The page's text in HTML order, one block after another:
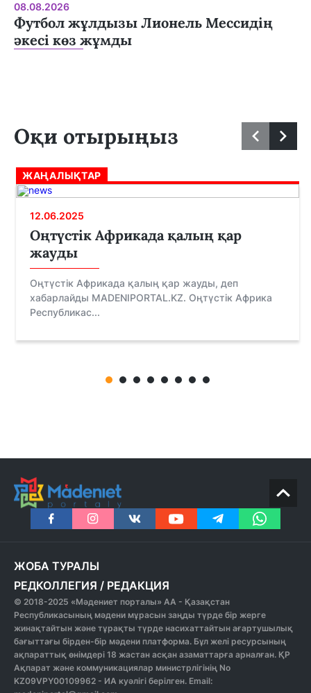
08.08.2026
Футбол жұлдызы Лионель Мессидің
әкесі көз жұмды
Оқи отырыңыз
ЖАҢАЛЫҚТАР
12.06.2025
Оңтүстік Африкада қалың қар
жауды
Оңтүстік Африкада қалың қар жауды, деп
хабарлайды MADENIPORTAL.KZ. Оңтүстік Африка
Республикас...
ЖОБА ТУРАЛЫ
РЕДКОЛЛЕГИЯ / РЕДАКЦИЯ
© 2018-2025 «Мәдениет порталы» АА - Қазақстан
Республикасының мәдени мұрасын заңды түрде бір жерге
жинақтайтын және тұрақты түрде насихаттайтын ағартушылық
бағыттағы бірден-бір мәдени платформа. Бұл желі ресурсының
ақпараттық өнімдері 18 жастан асқан азаматтарға арналған. ҚР
Ақпарат және коммуникациялар министрлігінің No
KZ09VPY00109962 - ИА куәлігі берілген. Email: